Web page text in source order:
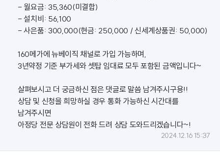
- 월요금: 35,360(미결합)
- 설치비: 56,100
- 사은품: 300,000(현금: 250,000 / 신세계상품권: 50,000)
160메가에 뉴베이직 채널로 가입 가능하며,
3년약정 기준 부가세와 셋탑 임대료 모두 포함된 금액입니다~
살펴보시고 더 궁금하신 점은 댓글로 말씀 남겨주시구용!!
상담 및 신청을 희망하실 경우 통화 가능하신 시간대를
남겨주시면
아정당 전문 상담원이 전화 드려 상담 도와드리겠습니다~!
2024.12.16 15:37